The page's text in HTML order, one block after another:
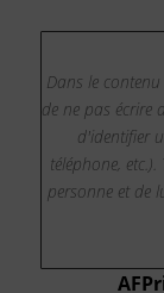
Dans le
de ne pas écrire
d'identifier
téléphone,
personne et de